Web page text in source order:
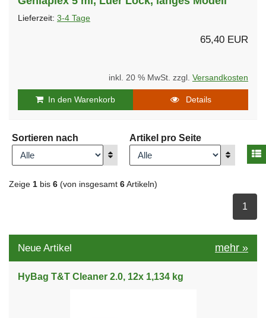
Lieferzeit: 3-4 Tage
65,40 EUR
inkl. 20 % MwSt. zzgl. Versandkosten
In den Warenkorb Details
Sortieren nach
Anzeigen
Artikel pro Seite
Anzeigen
Zeige 1 bis 6 (von insgesamt 6 Artikeln)
1
Neue Artikel mehr »
HyBag T&T Cleaner 2.0, 12x 1,134 kg